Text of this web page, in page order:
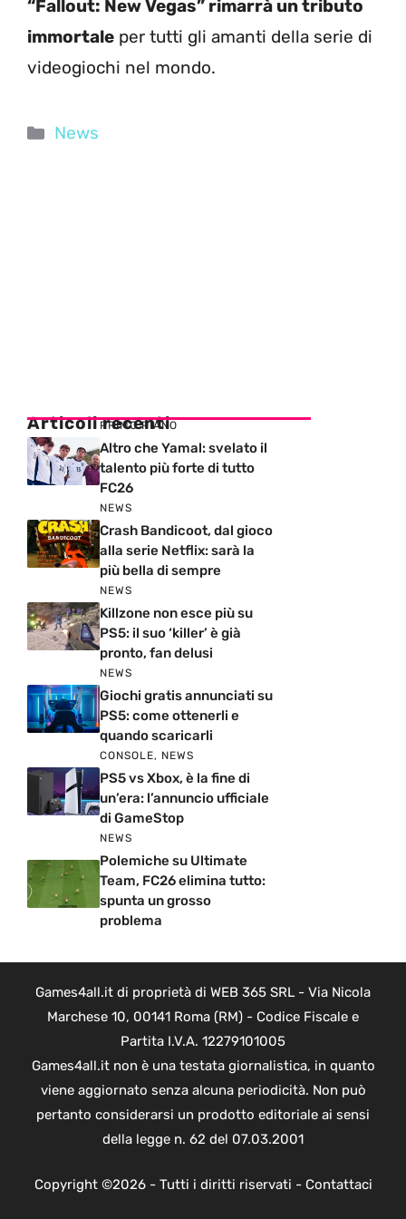
“Fallout: New Vegas” rimarrà un tributo
immortale per tutti gli amanti della serie di
videogiochi nel mondo.
Categorie
News
Articoli recenti
PRIMO PIANO
Altro che Yamal: svelato il
talento più forte di tutto
FC26
NEWS
Crash Bandicoot, dal gioco
alla serie Netflix: sarà la
più bella di sempre
NEWS
Killzone non esce più su
PS5: il suo ‘killer’ è già
pronto, fan delusi
NEWS
Giochi gratis annunciati su
PS5: come ottenerli e
quando scaricarli
CONSOLE, NEWS
PS5 vs Xbox, è la fine di
un’era: l’annuncio ufficiale
di GameStop
NEWS
Polemiche su Ultimate
Team, FC26 elimina tutto:
spunta un grosso
problema
Games4all.it di proprietà di WEB 365 SRL - Via Nicola
Marchese 10, 00141 Roma (RM) - Codice Fiscale e
Partita I.V.A. 12279101005
Games4all.it non è una testata giornalistica, in quanto
viene aggiornato senza alcuna periodicità. Non può
pertanto considerarsi un prodotto editoriale ai sensi
della legge n. 62 del 07.03.2001
Copyright ©2026 - Tutti i diritti riservati - Contattaci